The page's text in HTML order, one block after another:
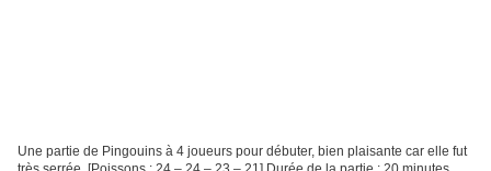
Une partie de Pingouins à 4 joueurs pour débuter, bien plaisante car elle fut